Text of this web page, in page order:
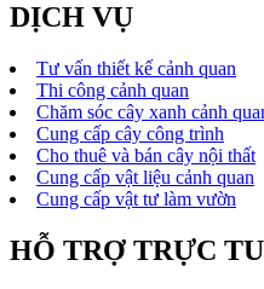
DỊCH VỤ
Tư vấn thiết kế cảnh quan
Thi công cảnh quan
Chăm sóc cây xanh cảnh
Cung cấp cây công trình
Cho thuê và bán cây nội thất
Cung cấp vật liệu cảnh quan
Cung cấp vật tư làm vườn
HỖ TRỢ TRỰC